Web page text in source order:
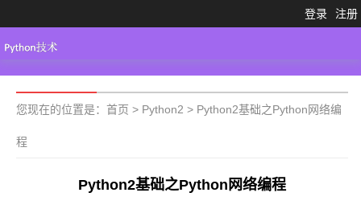
登录 注册
Python3.X 工具大全 Python代码
您现在的位置是： 首页 > Python2 > Python2基础之Python网络编
程
Python2基础之Python网络编程